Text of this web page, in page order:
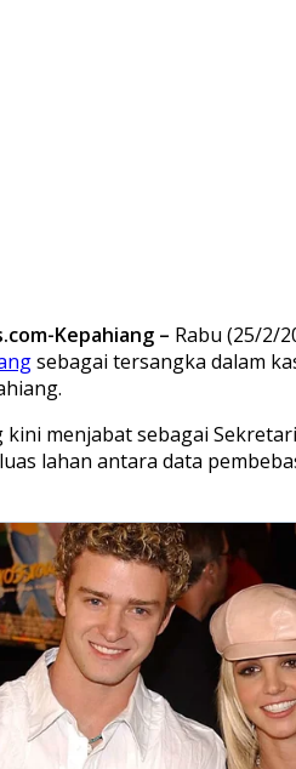
Kepahiang – Rabu (25/2/
sebagai tersangka dalam
kini menjabat sebagai
lahan antara data